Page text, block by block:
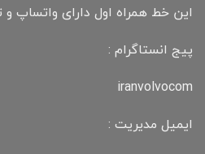
این خط همراه اول دارای واتساپ و
پیج انستاگرام :
iranvolvocom
ایمیل مدیریت :